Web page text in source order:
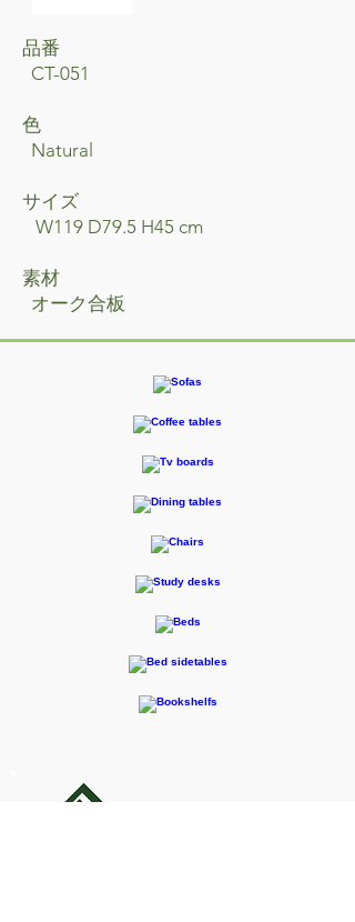
品番
CT-051
色
Natural
サイズ
W119 D79.5 H45 cm
素材
オーク合板